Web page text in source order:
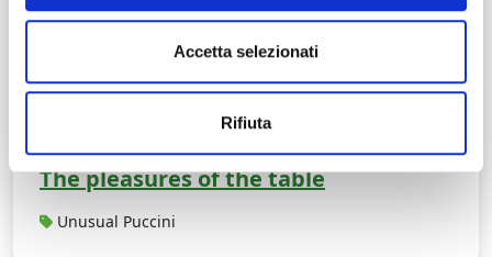
Accetta selezionati
Rifiuta
The pleasures of the table
Unusual Puccini